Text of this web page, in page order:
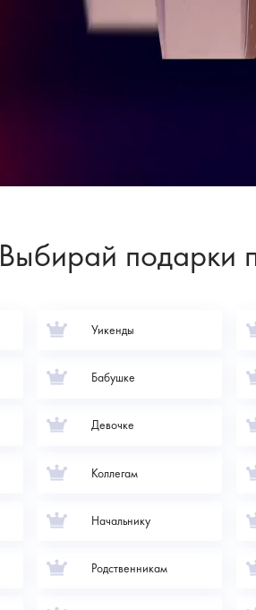
Выбирай подарки
Уикенды
Бабушке
Девочке
Коллегам
Начальнику
Родственникам